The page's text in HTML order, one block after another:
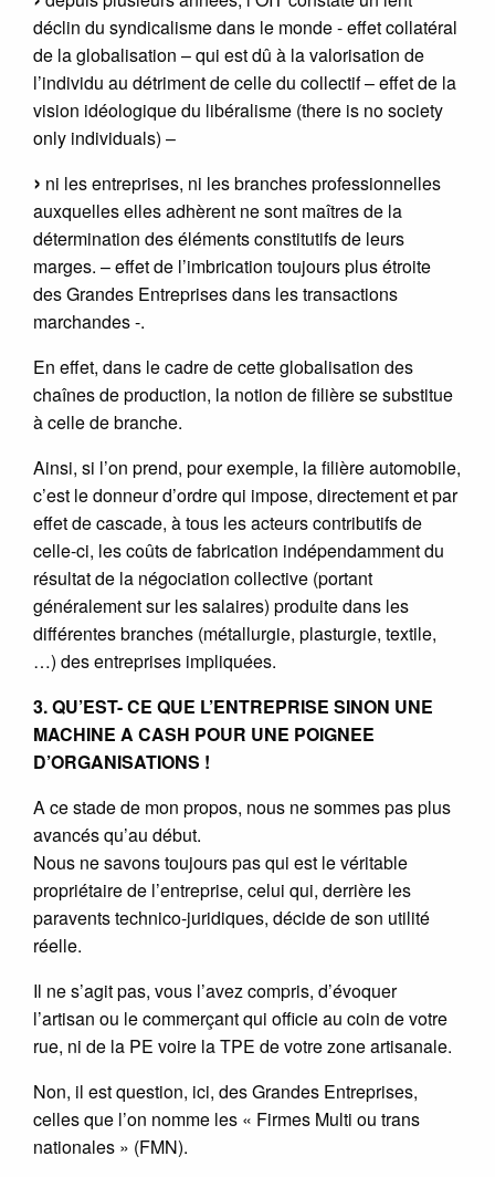
déclin du syndicalisme dans le monde - effet collatéral
de la globalisation – qui est dû à la valorisation de
l’individu au détriment de celle du collectif – effet de la
vision idéologique du libéralisme (there is no society
only individuals) –
ni les entreprises, ni les branches professionnelles
auxquelles elles adhèrent ne sont maîtres de la
détermination des éléments constitutifs de leurs
marges. – effet de l’imbrication toujours plus étroite
des Grandes Entreprises dans les transactions
marchandes -.
En effet, dans le cadre de cette globalisation des
chaînes de production, la notion de filière se substitue
à celle de branche.
Ainsi, si l’on prend, pour exemple, la filière automobile,
c’est le donneur d’ordre qui impose, directement et par
effet de cascade, à tous les acteurs contributifs de
celle-ci, les coûts de fabrication indépendamment du
résultat de la négociation collective (portant
généralement sur les salaires) produite dans les
différentes branches (métallurgie, plasturgie, textile,
…) des entreprises impliquées.
3. QU’EST- CE QUE L’ENTREPRISE SINON UNE
MACHINE A CASH POUR UNE POIGNEE
D’ORGANISATIONS !
A ce stade de mon propos, nous ne sommes pas plus
avancés qu’au début.
Nous ne savons toujours pas qui est le véritable
propriétaire de l’entreprise, celui qui, derrière les
paravents technico-juridiques, décide de son utilité
réelle.
Il ne s’agit pas, vous l’avez compris, d’évoquer
l’artisan ou le commerçant qui officie au coin de votre
rue, ni de la PE voire la TPE de votre zone artisanale.
Non, il est question, ici, des Grandes Entreprises,
celles que l’on nomme les « Firmes Multi ou trans
nationales » (FMN).